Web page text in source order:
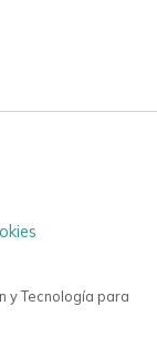
y Tecnología para